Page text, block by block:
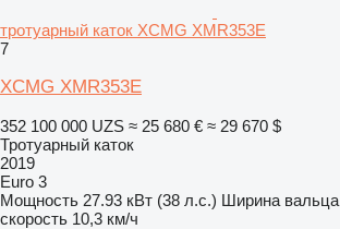
тротуарный каток XCMG XMR353E
7
XCMG XMR353E
352 100 000 UZS ≈ 25 680 € ≈ 29 670 $
Тротуарный каток
2019
Euro 3
Мощность 27.93 кВт (38 л.с.) Ширина вальца
скорость 10,3 км/ч